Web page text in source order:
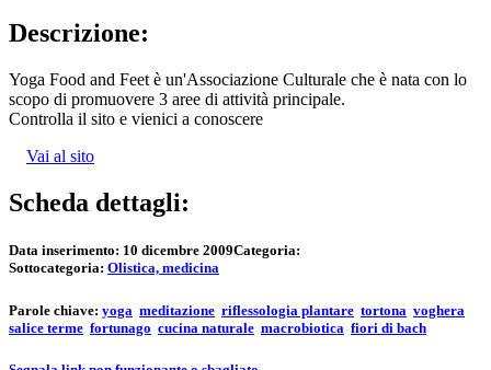
Descrizione:
Yoga Food and Feet è un'Associazione Culturale che è nata con lo
scopo di promuovere 3 aree di attività principale.
Controlla il sito e vienici a conoscere
Vai al sito
Scheda dettagli:
Data inserimento: 10 dicembre 2009Categoria:
Sottocategoria: Olistica, medicina
Parole chiave: yoga meditazione riflessologia plantare tortona voghera
salice terme fortunago cucina naturale macrobiotica fiori di bach